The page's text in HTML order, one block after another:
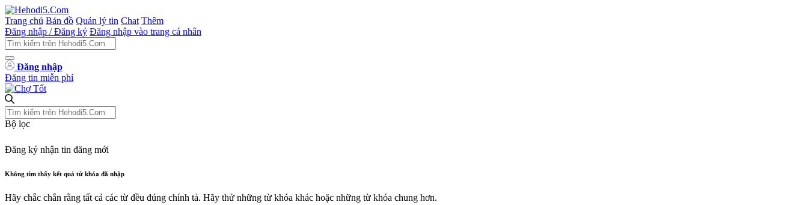
Trang chủ Bản đồ Quản lý tin Chat Thêm
Đăng nhập / Đăng ký Đăng nhập vào trang cá nhân
Đăng nhập
Đăng tin miễn phí
Bộ lọc
Đăng ký nhận tin đăng mới
Không tìm thấy kết quả từ khóa đã nhập
Hãy chắc chắn rằng tất cả các từ đều đúng chính tả. Hãy thử những từ khóa khác hoặc những từ khóa chung hơn.